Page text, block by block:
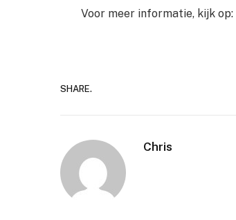
Voor meer informatie, kijk op:
SHARE.
Chris